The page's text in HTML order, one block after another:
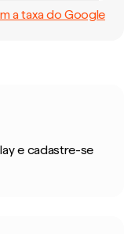
a taxa do Google
e cadastre-se